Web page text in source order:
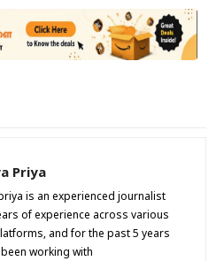
Priya
is an experienced journalist
of experience across various
and for the past 5 years
working with